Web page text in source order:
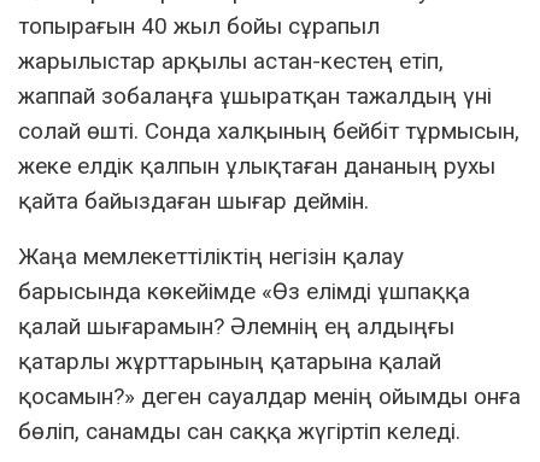
топырағын 40 жыл бойы сұрапыл
жарылыстар арқылы астан-кестең етіп,
жаппай зобалаңға ұшыратқан тажалдың үні
солай өшті. Сонда халқының бейбіт тұрмысын,
жеке елдік қалпын ұлықтаған дананың рухы
қайта байыздаған шығар деймін.
Жаңа мемлекеттіліктің негізін қалау
барысында көкейімде «Өз елімді ұшпаққа
қалай шығарамын? Әлемнің ең алдыңғы
қатарлы жұрттарының қатарына қалай
қосамын?» деген сауалдар менің ойымды онға
бөліп, санамды сан саққа жүгіртіп келеді.